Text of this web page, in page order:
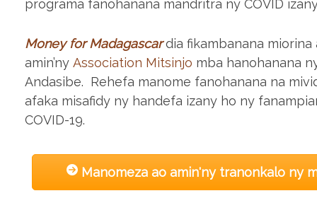
programa fanohanana mandritra ny COVID
Money for Madagascardia fikambanana miorina
amin’ny Association Mitsinjo mba hanohanana
Andasibe. Rehefa manome fanohanana na
afaka misafidy ny handefa izany ho ny
COVID-19.
Manomeza ao amin'ny tranonkalo ny